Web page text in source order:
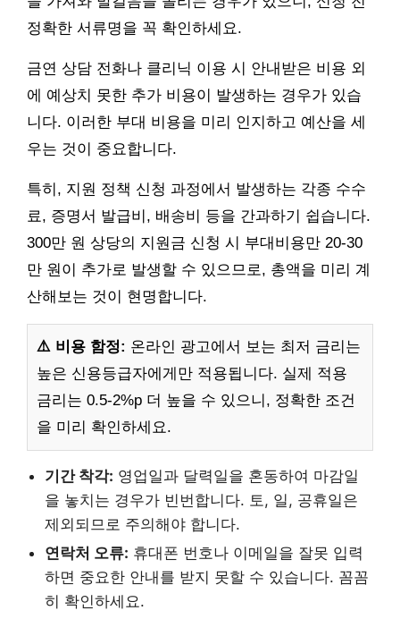
정확한 서류명을 꼭 확인하세요.
금연 상담 전화나 클리닉 이용 시 안내받은 비용 외
에 예상치 못한 추가 비용이 발생하는 경우가 있습
니다. 이러한 부대 비용을 미리 인지하고 예산을 세
우는 것이 중요합니다.
특히, 지원 정책 신청 과정에서 발생하는 각종 수수
료, 증명서 발급비, 배송비 등을 간과하기 쉽습니다.
300만 원 상당의 지원금 신청 시 부대비용만 20-30
만 원이 추가로 발생할 수 있으므로, 총액을 미리 계
산해보는 것이 현명합니다.
⚠️ 비용 함정: 온라인 광고에서 보는 최저 금리는
높은 신용등급자에게만 적용됩니다. 실제 적용
금리는 0.5-2%p 더 높을 수 있으니, 정확한 조건
을 미리 확인하세요.
기간 착각: 영업일과 달력일을 혼동하여 마감일
을 놓치는 경우가 빈번합니다. 토, 일, 공휴일은
제외되므로 주의해야 합니다.
연락처 오류: 휴대폰 번호나 이메일을 잘못 입력
하면 중요한 안내를 받지 못할 수 있습니다. 꼼꼼
히 확인하세요.